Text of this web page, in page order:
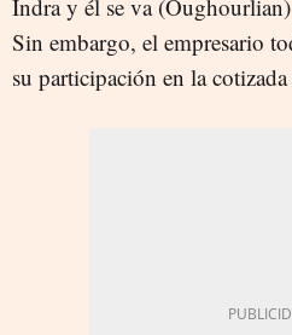
Indra y él se va
Sin embargo, el empresario
su participación en la cotizada